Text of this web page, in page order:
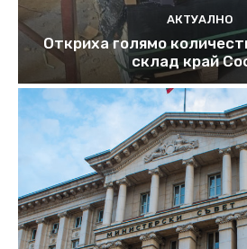
АКТУАЛНО
Откриха голямо
склад край